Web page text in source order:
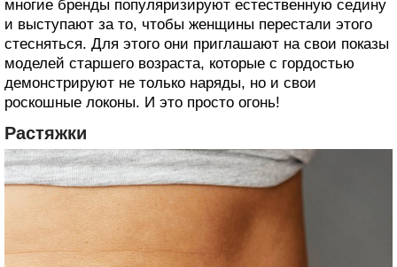
многие бренды популяризируют естественную седину
и выступают за то, чтобы женщины перестали этого
стесняться. Для этого они приглашают на свои показы
моделей старшего возраста, которые с гордостью
демонстрируют не только наряды, но и свои
роскошные локоны. И это просто огонь!
Растяжки